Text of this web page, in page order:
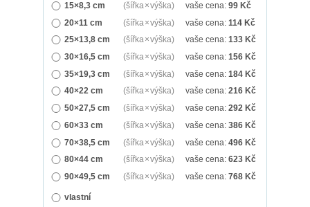
15×8,3 cm
(šířka × výška) vaše cena: 99 Kč
20×11 cm
(šířka × výška) vaše cena: 114 Kč
25×13,8 cm
(šířka × výška) vaše cena: 133 Kč
30×16,5 cm
(šířka × výška) vaše cena: 156 Kč
35×19,3 cm
(šířka × výška) vaše cena: 184 Kč
40×22 cm
(šířka × výška) vaše cena: 216 Kč
50×27,5 cm
(šířka × výška) vaše cena: 292 Kč
60×33 cm
(šířka × výška) vaše cena: 386 Kč
70×38,5 cm
(šířka × výška) vaše cena: 496 Kč
80×44 cm
(šířka × výška) vaše cena: 623 Kč
90×49,5 cm
(šířka × výška) vaše cena: 768 Kč
vlastní